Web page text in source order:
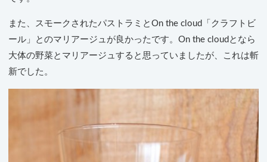
また、スモークされたパストラミとOn the cloud「クラフトビ
ール」とのマリアージュが良かったです。On the cloudとなら
大体の野菜とマリアージュすると思っていましたが、これは斬
新でした。